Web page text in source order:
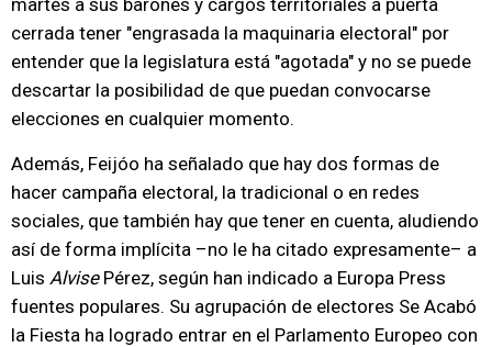
martes a sus barones y cargos territoriales a puerta
cerrada tener "engrasada la maquinaria electoral" por
entender que la legislatura está "agotada" y no se puede
descartar la posibilidad de que puedan convocarse
elecciones en cualquier momento.
Además, Feijóo ha señalado que hay dos formas de
hacer campaña electoral, la tradicional o en redes
sociales, que también hay que tener en cuenta, aludiendo
así de forma implícita –no le ha citado expresamente– a
Luis AlvisePérez, según han indicado a Europa Press
fuentes populares. Su agrupación de electores Se Acabó
la Fiesta ha logrado entrar en el Parlamento Europeo con